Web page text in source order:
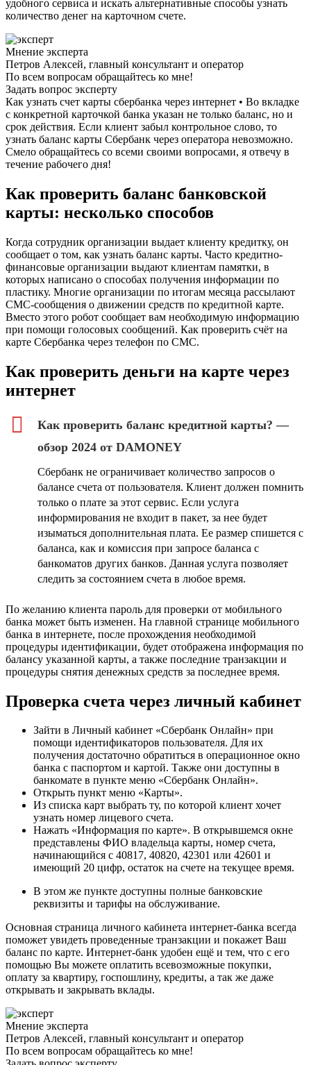
удобного сервиса и искать альтернативные способы узнать
количество денег на карточном счете.
Мнение эксперта
Петров Алексей, главный консультант и оператор
По всем вопросам обращайтесь ко мне!
Задать вопрос эксперту
Как узнать счет карты сбербанка через интернет • Во вкладке
с конкретной карточкой банка указан не только баланс, но и
срок действия. Если клиент забыл контрольное слово, то
узнать баланс карты Сбербанк через оператора невозможно.
Смело обращайтесь со всеми своими вопросами, я отвечу в
течение рабочего дня!
Как проверить баланс банковской
карты: несколько способов
Когда сотрудник организации выдает клиенту кредитку, он
сообщает о том, как узнать баланс карты. Часто кредитно-
финансовые организации выдают клиентам памятки, в
которых написано о способах получения информации по
пластику. Многие организации по итогам месяца рассылают
СМС-сообщения о движении средств по кредитной карте.
Вместо этого робот сообщает вам необходимую информацию
при помощи голосовых сообщений. Как проверить счёт на
карте Сбербанка через телефон по СМС.
Как проверить деньги на карте через
интернет
Как проверить баланс кредитной карты? —
обзор 2024 от DAMONEY
Сбербанк не ограничивает количество запросов о
балансе счета от пользователя. Клиент должен помнить
только о плате за этот сервис. Если услуга
информирования не входит в пакет, за нее будет
изыматься дополнительная плата. Ее размер спишется с
баланса, как и комиссия при запросе баланса с
банкоматов других банков. Данная услуга позволяет
следить за состоянием счета в любое время.
По желанию клиента пароль для проверки от мобильного
банка может быть изменен. На главной странице мобильного
банка в интернете, после прохождения необходимой
процедуры идентификации, будет отображена информация по
балансу указанной карты, а также последние транзакции и
процедуры снятия денежных средств за последнее время.
Проверка счета через личный кабинет
Зайти в Личный кабинет «Сбербанк Онлайн» при
помощи идентификаторов пользователя. Для их
получения достаточно обратиться в операционное окно
банка с паспортом и картой. Также они доступны в
банкомате в пункте меню «Сбербанк Онлайн».
Открыть пункт меню «Карты».
Из списка карт выбрать ту, по которой клиент хочет
узнать номер лицевого счета.
Нажать «Информация по карте». В открывшемся окне
представлены ФИО владельца карты, номер счета,
начинающийся с 40817, 40820, 42301 или 42601 и
имеющий 20 цифр, остаток на счете на текущее время.
В этом же пункте доступны полные банковские
реквизиты и тарифы на обслуживание.
Основная страница личного кабинета интернет-банка всегда
поможет увидеть проведенные транзакции и покажет Ваш
баланс по карте. Интернет-банк удобен ещё и тем, что с его
помощью Вы можете оплатить всевозможные покупки,
оплату за квартиру, госпошлину, кредиты, а так же даже
открывать и закрывать вклады.
Мнение эксперта
Петров Алексей, главный консультант и оператор
По всем вопросам обращайтесь ко мне!